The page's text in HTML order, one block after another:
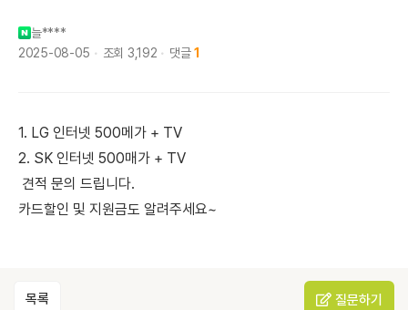
늘****
2025-08-05
조회 3,192 댓글 1
1. LG 인터넷 500메가 + TV
2. SK 인터넷 500매가 + TV
견적 문의 드립니다.
카드할인 및 지원금도 알려주세요~
목록 질문하기